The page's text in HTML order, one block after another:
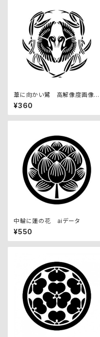
葦に向かい鷺 高解像度画像セ
ット
¥360
中輪に蓮の花 aiデータ
¥550